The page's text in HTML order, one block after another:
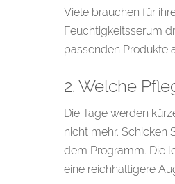
Viele brauchen für
Feuchtigkeitsserum
passenden Produkte
2. Welche
Die Tage werden
nicht mehr. Schicken
dem Programm. Die
eine reichhaltigere